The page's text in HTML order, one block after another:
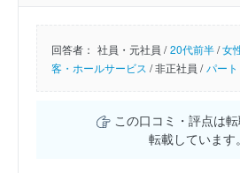
回答者： 社員・元社員 / 20代前半/女
客・ホールサービス /非正社員 / パー
この口コミ・評点は転
転載しています。